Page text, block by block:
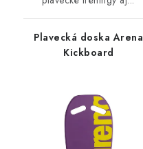
Plavecká doska Arena
Kickboard